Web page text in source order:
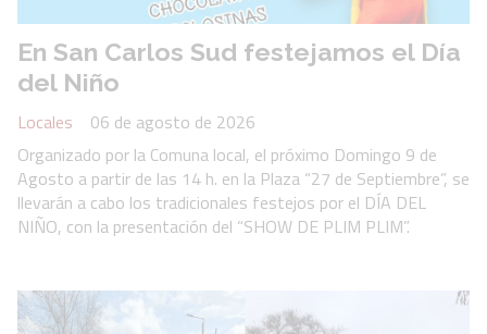
En San Carlos Sud festejamos el Día
del Niño
Locales
06 de agosto de 2026
Organizado por la Comuna local, el próximo Domingo 9 de
Agosto a partir de las 14 h. en la Plaza “27 de Septiembre”, se
llevarán a cabo los tradicionales festejos por el DÍA DEL
NIÑO, con la presentación del “SHOW DE PLIM PLIM”.